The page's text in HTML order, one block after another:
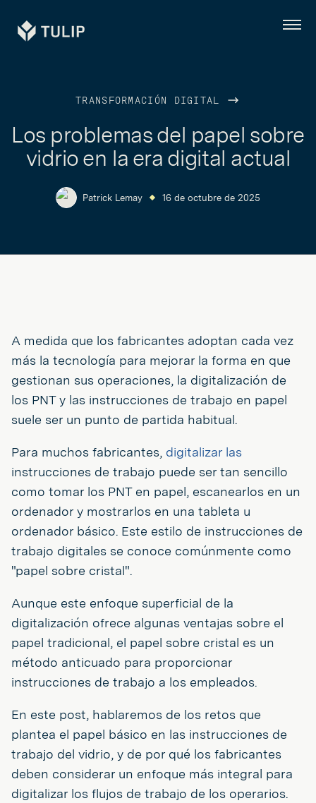
Tulip Menú
TRANSFORMACIÓN DIGITAL
Los problemas del papel sobre
vidrio en la era digital actual
Patrick Lemay 16 de octubre de 2025
A medida que los fabricantes adoptan cada vez
más la tecnología para mejorar la forma en que
gestionan sus operaciones, la digitalización de
los PNT y las instrucciones de trabajo en papel
suele ser un punto de partida habitual.
Para muchos fabricantes, digitalizar las
instrucciones de trabajo puede ser tan sencillo
como tomar los PNT en papel, escanearlos en un
ordenador y mostrarlos en una tableta u
ordenador básico. Este estilo de instrucciones de
trabajo digitales se conoce comúnmente como
"papel sobre cristal".
Aunque este enfoque superficial de la
digitalización ofrece algunas ventajas sobre el
papel tradicional, el papel sobre cristal es un
método anticuado para proporcionar
instrucciones de trabajo a los empleados.
En este post, hablaremos de los retos que
plantea el papel básico en las instrucciones de
trabajo del vidrio, y de por qué los fabricantes
deben considerar un enfoque más integral para
digitalizar los flujos de trabajo de los operarios.